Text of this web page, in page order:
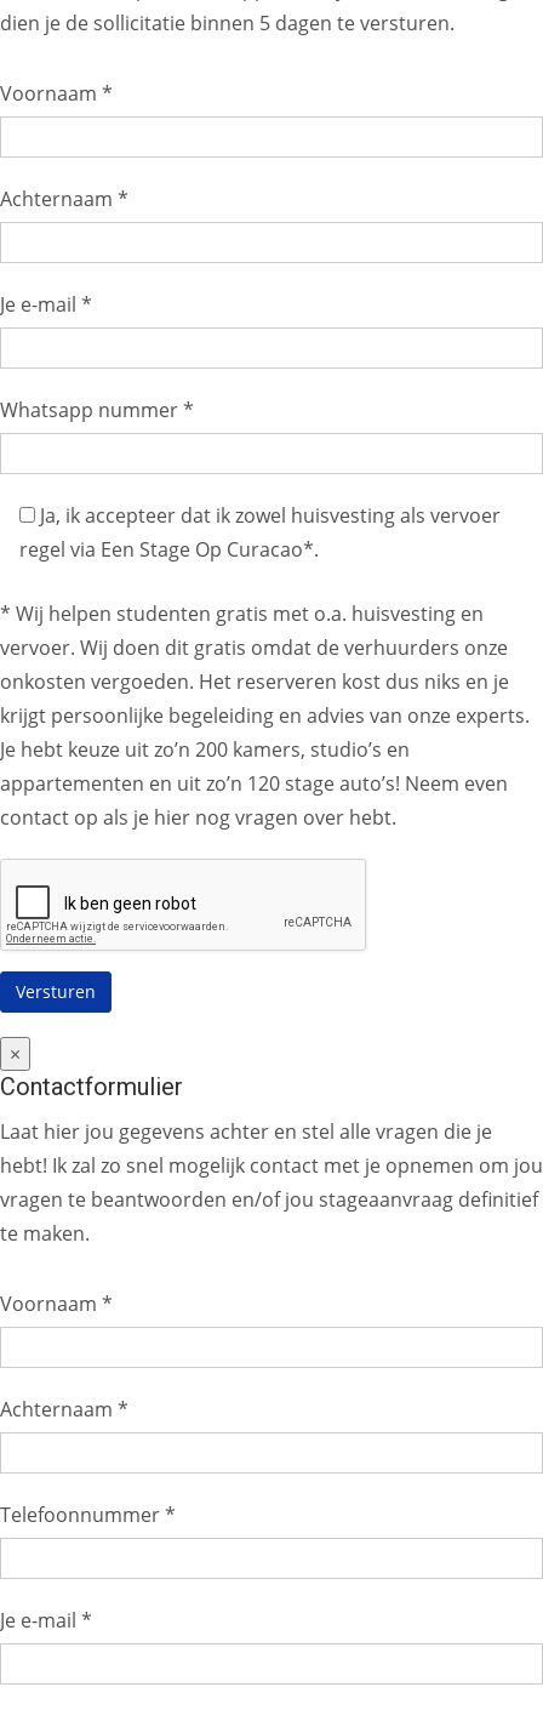
dien je de sollicitatie binnen 5 dagen te versturen.
Voornaam *
Achternaam *
Je e-mail *
Whatsapp nummer *
Ja, ik accepteer dat ik zowel huisvesting als vervoer
regel via Een Stage Op Curacao*.
* Wij helpen studenten gratis met o.a. huisvesting en
vervoer. Wij doen dit gratis omdat de verhuurders onze
onkosten vergoeden. Het reserveren kost dus niks en je
krijgt persoonlijke begeleiding en advies van onze experts.
Je hebt keuze uit zo’n 200 kamers, studio’s en
appartementen en uit zo’n 120 stage auto’s! Neem even
contact op als je hier nog vragen over hebt.
×
Contactformulier
Laat hier jou gegevens achter en stel alle vragen die je
hebt! Ik zal zo snel mogelijk contact met je opnemen om jou
vragen te beantwoorden en/of jou stageaanvraag definitief
te maken.
Voornaam *
Achternaam *
Telefoonnummer *
Je e-mail *